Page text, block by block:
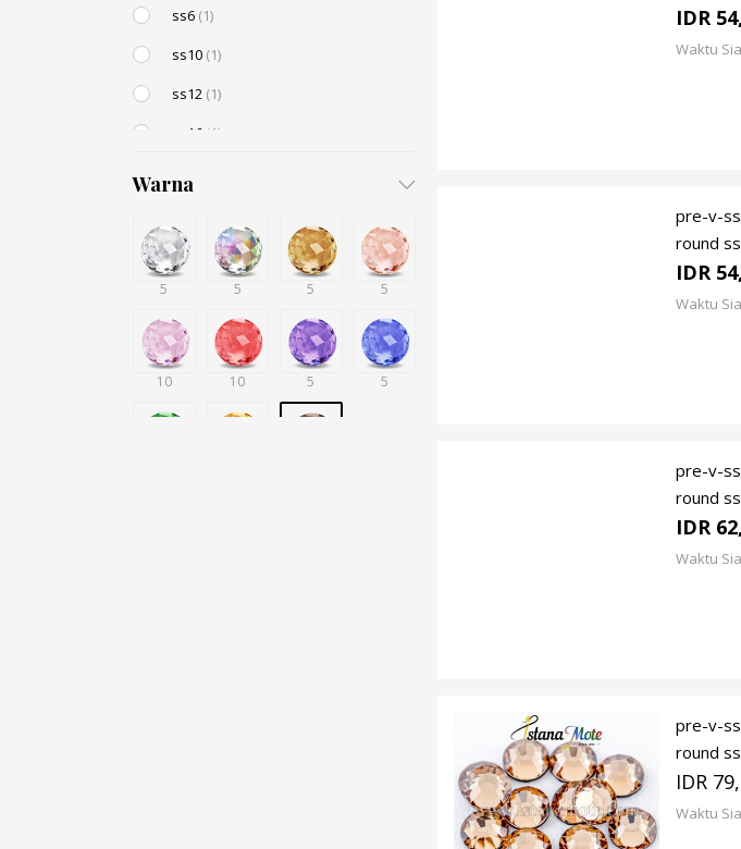
ss6 (1)
ss10 (1)
ss12 (1)
ss16 (1)
Warna
5 5 5 5
10 10 5 5
IDR
Waktu
pre-v-
round
IDR
Waktu
pre-v-
round
IDR
Waktu
pre-v-
round
IDR
Waktu